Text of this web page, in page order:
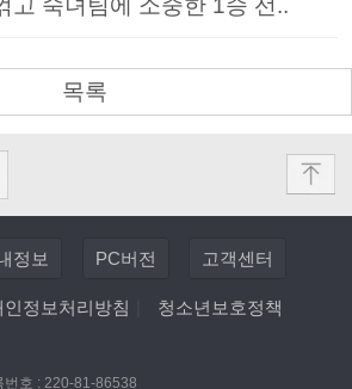
고 숙녀팀에 소중한 1승 선..
목록
정보 PC버전 고객센터
인정보처리방침 청소년보호정책
번호 : 220-81-86538